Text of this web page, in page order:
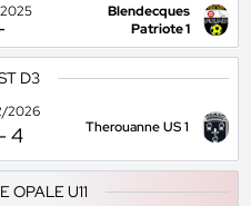
2025
-
Blendecques
Patriote 1
D3
2026
-4 Therouanne US 1
OPALE U11